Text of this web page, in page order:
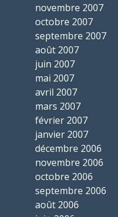
novembre 2007
octobre 2007
septembre 2007
août 2007
juin 2007
mai 2007
avril 2007
mars 2007
février 2007
janvier 2007
décembre 2006
novembre 2006
octobre 2006
septembre 2006
août 2006